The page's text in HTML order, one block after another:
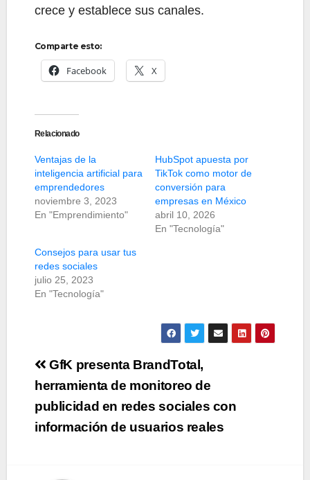
crece y establece sus canales.
Comparte esto:
Facebook X
Relacionado
Ventajas de la
inteligencia artificial para
emprendedores
noviembre 3, 2023
En "Emprendimiento"
HubSpot apuesta por
TikTok como motor de
conversión para
empresas en México
abril 10, 2026
En "Tecnología"
Consejos para usar tus
redes sociales
julio 25, 2023
En "Tecnología"
Navegación
de
entradas
GfK presenta BrandTotal,
herramienta de monitoreo de
publicidad en redes sociales con
información de usuarios reales